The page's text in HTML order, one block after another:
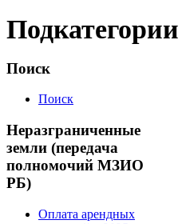
Подкатегории
Поиск
Поиск
Неразграниченные
земли (передача
полномочий МЗИО
РБ)
Оплата арендных